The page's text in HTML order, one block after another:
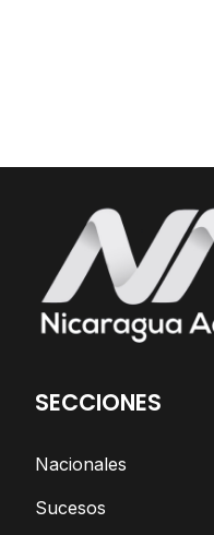
SECCIONES
Nacionales
Sucesos